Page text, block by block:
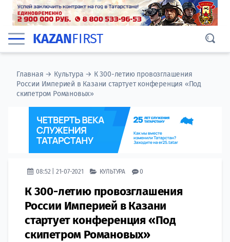
KAZANFIRST
Главная → Культура → К 300-летию провозглашения
России Империей в Казани стартует конференция «Под
скипетром Романовых»
08:52 | 21-07-2021 КУЛЬТУРА 0
К 300-летию провозглашения
России Империей в Казани
стартует конференция «Под
скипетром Романовых»